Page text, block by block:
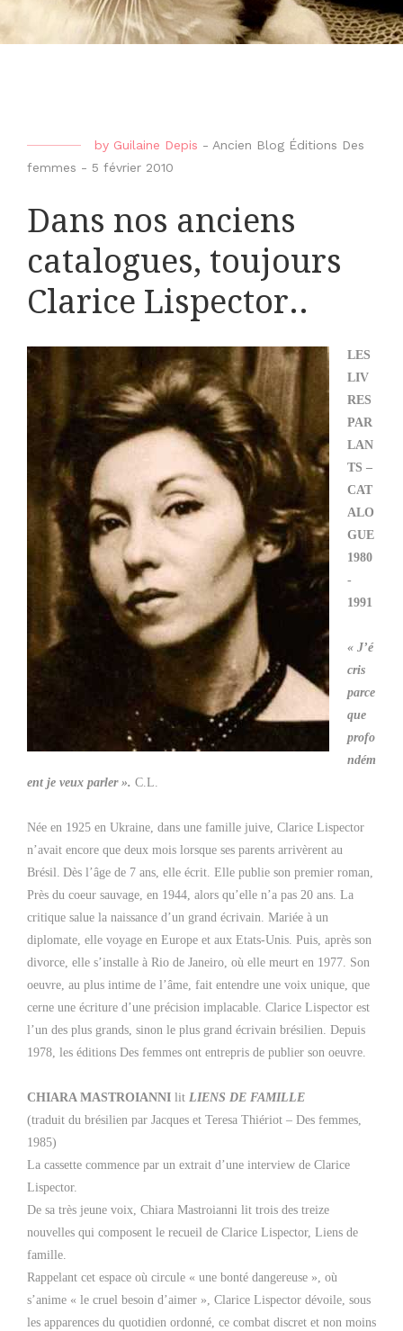
by Guilaine Depis - Ancien Blog Éditions Des
femmes - 5 février 2010
Dans nos anciens
catalogues, toujours
Clarice Lispector..
LES
LIV
RES
PAR
LAN
TS –
CAT
ALO
GUE
1980
-
1991
« J’é
cris
parce
que
profo
ndém
ent je veux parler ». C.L.
Née en 1925 en Ukraine, dans une famille juive, Clarice Lispector
n’avait encore que deux mois lorsque ses parents arrivèrent au
Brésil. Dès l’âge de 7 ans, elle écrit. Elle publie son premier roman,
Près du coeur sauvage, en 1944, alors qu’elle n’a pas 20 ans. La
critique salue la naissance d’un grand écrivain. Mariée à un
diplomate, elle voyage en Europe et aux Etats-Unis. Puis, après son
divorce, elle s’installe à Rio de Janeiro, où elle meurt en 1977. Son
oeuvre, au plus intime de l’âme, fait entendre une voix unique, que
cerne une écriture d’une précision implacable. Clarice Lispector est
l’un des plus grands, sinon le plus grand écrivain brésilien. Depuis
1978, les éditions Des femmes ont entrepris de publier son oeuvre.
CHIARA MASTROIANNI lit LIENS DE FAMILLE
(traduit du brésilien par Jacques et Teresa Thiériot – Des femmes,
1985)
La cassette commence par un extrait d’une interview de Clarice
Lispector.
De sa très jeune voix, Chiara Mastroianni lit trois des treize
nouvelles qui composent le recueil de Clarice Lispector, Liens de
famille.
Rappelant cet espace où circule « une bonté dangereuse », où
s’anime « le cruel besoin d’aimer », Clarice Lispector dévoile, sous
les apparences du quotidien ordonné, ce combat discret et non moins